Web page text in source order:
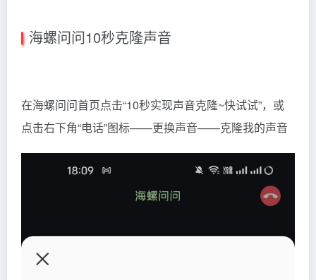
海螺问问10秒克隆声音
在海螺问问首页点击“10秒实现声音克隆~快试试”，或
点击右下角“电话”图标——更换声音——克隆我的声音